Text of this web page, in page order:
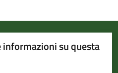
informazioni su questa